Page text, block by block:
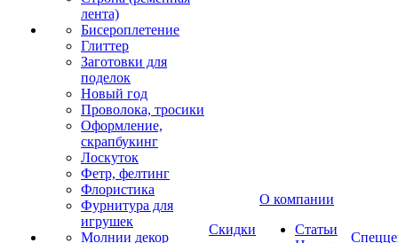
лента)
Бисероплетение
Глиттер
Заготовки для
поделок
Новый год
Проволока, тросики
Оформление,
скрапбукинг
Лоскуток
Фетр, фелтинг
Флористика
Фурнитура для
игрушек
Молнии декор
Скидки
О компании
Статьи